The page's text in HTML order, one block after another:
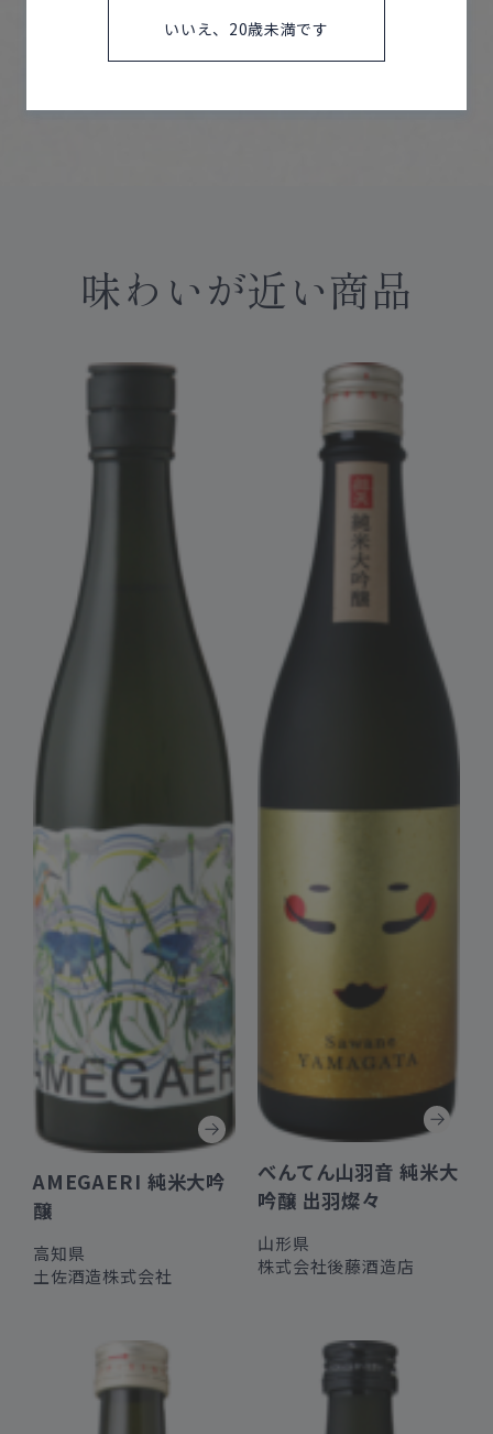
商品情報については、製造年度移行などにより変更と
味わいが近い商品
AMEGAERI 純米大吟
醸
高知県
土佐酒造株式会社
べんてん山羽音 純米大
吟醸 出羽燦々
山形県
株式会社後藤酒造店
いいえ、20歳未満です